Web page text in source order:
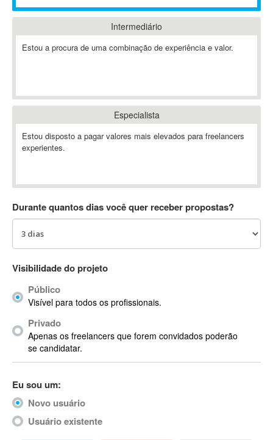
ABAP
Abaqus
ABBYY FineReader
Ableton
Ableton Push
Abstract
AC3
ACID Pro
ACPI
Acrobat
Acrobat X
Acronis
ACT
Actimize
ActionScript
ActionScript 3
Intermediário
Estou a procura de uma combinação de experiência e valor.
Especialista
Estou disposto a pagar valores mais elevados para freelancers
experientes.
Durante quantos dias você quer receber propostas?
Visibilidade do projeto
Público
Visível para todos os profissionais.
Privado
Apenas os freelancers que forem convidados poderão
se candidatar.
Eu sou um:
Novo usuário
Usuário existente